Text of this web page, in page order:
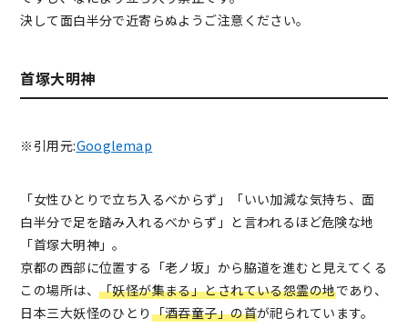
決して面白半分で近寄らぬようご注意ください。
首塚大明神
※引用元:Googlemap
「女性ひとりで立ち入るべからず」「いい加減な気持ち、面
白半分で足を踏み入れるべからず」と言われるほど危険な地
「首塚大明神」。
京都の西部に位置する「老ノ坂」から脇道を進むと見えてくる
この場所は、 「妖怪が集まる」とされている怨霊の地であり、
日本三大妖怪のひとり 「酒吞童子」の首が祀られています。